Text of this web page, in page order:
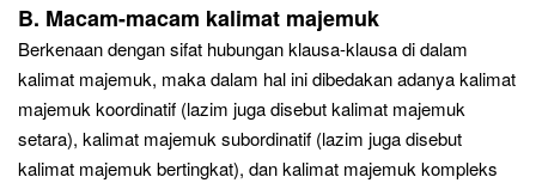
B. Macam-macam kalimat majemuk
Berkenaan dengan sifat hubungan klausa-klausa di dalam
kalimat majemuk, maka dalam hal ini dibedakan adanya kalimat
majemuk koordinatif (lazim juga disebut kalimat majemuk
setara), kalimat majemuk subordinatif (lazim juga disebut
kalimat majemuk bertingkat), dan kalimat majemuk kompleks